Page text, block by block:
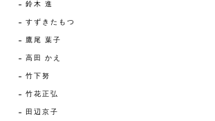
鈴木 進
すずきたもつ
鷹尾 葉子
高田 かえ
竹下努
竹花正弘
田辺京子